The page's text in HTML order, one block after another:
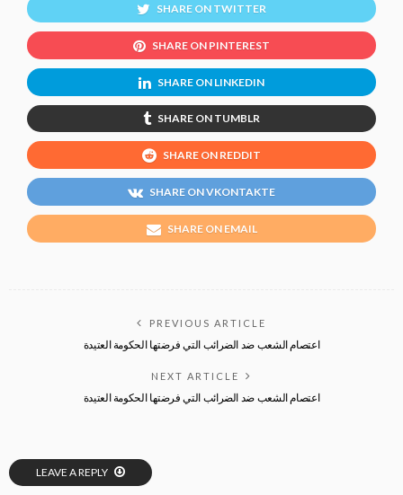
SHARE ON TWITTER
SHARE ON PINTEREST
SHARE ON LINKEDIN
SHARE ON TUMBLR
SHARE ON REDDIT
SHARE ON VKONTAKTE
SHARE ON EMAIL
PREVIOUS ARTICLE
اعتصام الشعب ضد الضرائب التي فرضتها الحكومة العتيدة
NEXT ARTICLE
اعتصام الشعب ضد الضرائب التي فرضتها الحكومة العتيدة
LEAVE A REPLY